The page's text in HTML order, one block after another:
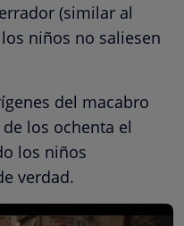
(similar al
niños no saliesen
del macabro
los ochenta el
los niños
verdad.